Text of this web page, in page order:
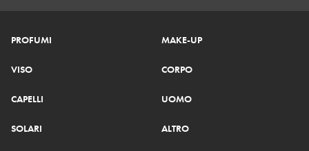
PROFUMI MAKE-UP
VISO CORPO
CAPELLI UOMO
SOLARI ALTRO